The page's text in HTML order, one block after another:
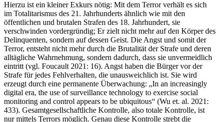
Hierzu ist ein kleiner Exkurs nötig: Mit dem Terror verhält es sich
im Totalitarismus des 21. Jahrhunderts ähnlich wie mit den
öffentlichen und brutalen Strafen des 18. Jahrhundert, sie
verschwinden vordergründig; Er zielt nicht mehr auf den Körper des
Delinquenten, sondern auf dessen Geist. Die Angst und somit der
Terror, entsteht nicht mehr durch die Brutalität der Strafe und deren
alltägliche Wahrnehmung, sondern dadurch, dass sie unvermeidlich
eintritt (vgl. Foucault 2021: 16). Angst haben die Bürger vor der
Strafe für jedes Fehlverhalten, die unausweichlich ist. Sie wird
erzeugt durch eine permanente Überwachung: „In an increasingly
digital era, the use of surveillance technology to exercise social
monitoring and control appears to be ubiquitous“ (Wu et. al. 2021:
433). Gesamtgesellschaftliche Kontrolle, also totale Kontrolle, ist
nur mittels Terrors möglich. Genau diese Kontrolle strebt die